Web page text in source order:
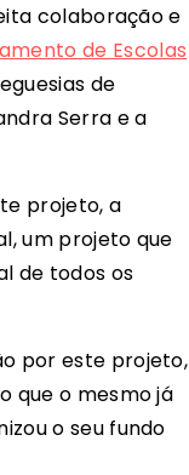
colaboração e
de Escolas
de
Serra e a
projeto, a
um projeto que
de todos os
por este projeto,
que o mesmo já
o seu fundo